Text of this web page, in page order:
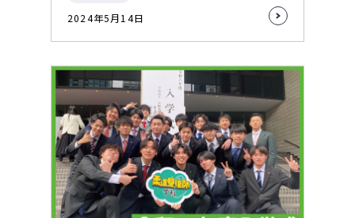
2024年5月14日